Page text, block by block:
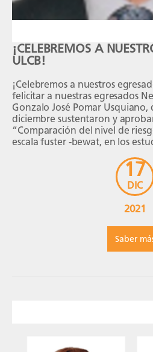
17
DIC
2021
Saber
¡CELEBREMOS A
ULCB!
¡Celebremos a nuestros
felicitar a nuestras egresados
Gonzalo José Pomar
diciembre sustentaron y
“Comparación del nivel de
escala fuster -bewat, en los